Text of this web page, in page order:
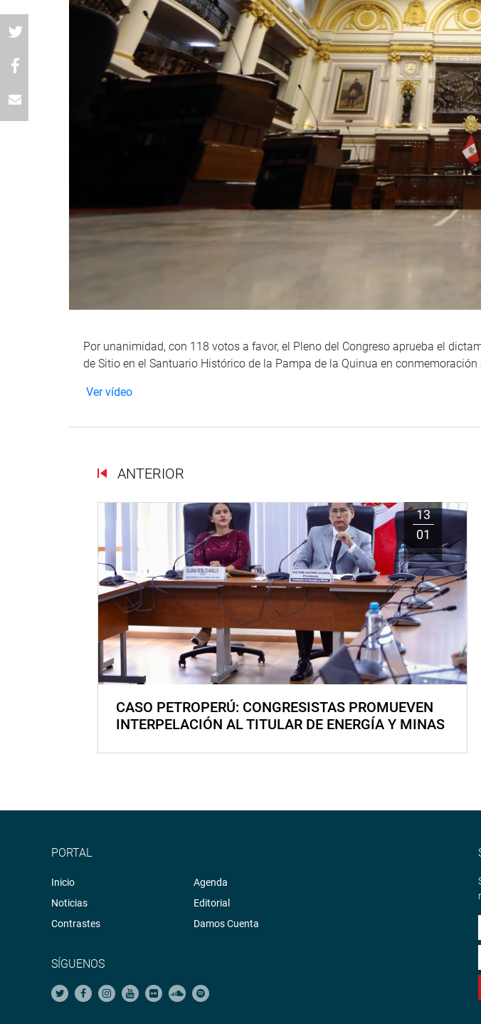
Por unanimidad, con 118 votos a favor, el Pleno del Congreso aprueba el
de Sitio en el Santuario Histórico de la Pampa de la Quinua en
Ver vídeo
ANTERIOR
13
01
CASO PETROPERÚ: CONGRESISTAS PROMUEVEN
INTERPELACIÓN AL TITULAR DE ENERGÍA Y MINAS
PORTAL
Inicio
Noticias
Contrastes
Agenda
Editorial
Damos Cuenta
SÍGUENOS